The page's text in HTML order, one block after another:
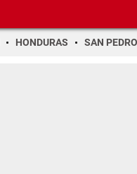
HONDURAS SAN PEDRO